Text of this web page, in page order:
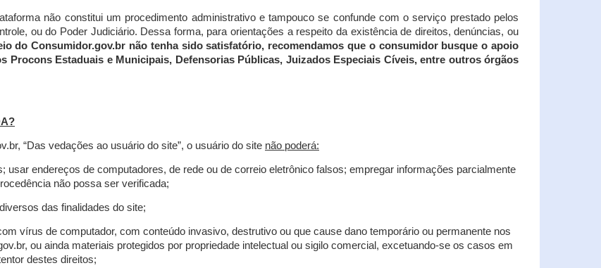
não constitui um procedimento administrativo e tampouco se confunde com o serviço prestado pelos
ou do Poder Judiciário. Dessa forma, para orientações a respeito da existência de direitos, denúncias, ou
do Consumidor.gov.br não tenha sido satisfatório, recomendamos que o consumidor busque o apoio
Procons Estaduais e Municipais, Defensorias Públicas, Juizados Especiais Cíveis, entre outros órgãos
“Das vedações ao usuário do site”, o usuário do site não poderá:
usar endereços de computadores, de rede ou de correio eletrônico falsos; empregar informações parcialmente
não possa ser verificada;
das finalidades do site;
vírus de computador, com conteúdo invasivo, destrutivo ou que cause dano temporário ou permanente nos
ou ainda materiais protegidos por propriedade intelectual ou sigilo comercial, excetuando-se os casos em
destes direitos;